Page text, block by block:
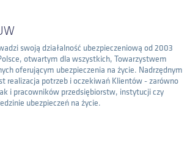
swoją działalność ubezpieczeniową od 2003
otwartym dla wszystkich, Towarzystwem
oferującym ubezpieczenia na życie. Nadrzędnym
realizacja potrzeb i oczekiwań Klientów - zarówno
i pracowników przedsiębiorstw, instytucji czy
ubezpieczeń na życie.